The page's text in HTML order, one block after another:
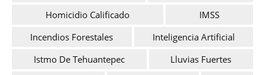
Homicidio Calificado
IMSS
Incendios Forestales
Inteligencia Artificial
Istmo De Tehuantepec
Lluvias Fuertes